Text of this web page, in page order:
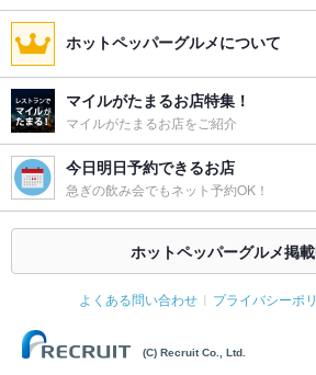
ホットペッパーグルメについて
マイルがたまるお店特集！
マイルがたまるお店をご紹介
今日明日予約できるお店
急ぎの飲み会でもネット予約OK！
ホットペッパーグルメ掲
よくある問い合わせ プライバシーポ
(C) Recruit Co., Ltd.